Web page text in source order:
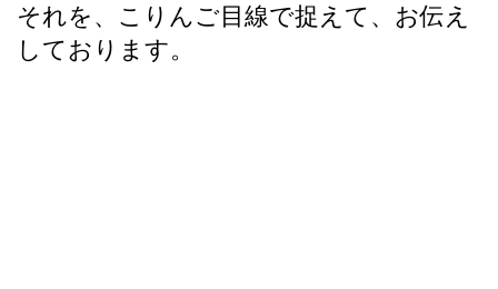
それを、こりんご目線で捉えて、お伝え
しております。